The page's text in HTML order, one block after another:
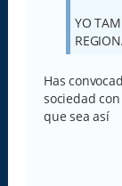
YO
Has
sociedad
que sea así